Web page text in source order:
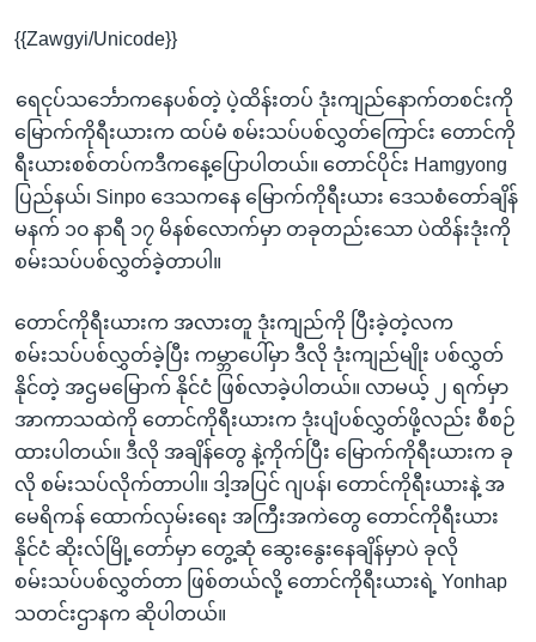
ရန်
သို့
ကျော်
ရန်
{{Zawgyi/Unicode}}
ရေငုပ်သင်္ဘောကနေပစ်တဲ့ ပဲ့ထိန်းတပ် ဒုံးကျည်နောက်တစင်းကို
မြောက်ကိုရီးယားက ထပ်မံ စမ်းသပ်ပစ်လွှတ်ကြောင်း တောင်ကို
ရီးယားစစ်တပ်ကဒီကနေ့ပြောပါတယ်။ တောင်ပိုင်း Hamgyong
ပြည်နယ်၊ Sinpo ဒေသကနေ မြောက်ကိုရီးယား ဒေသစံတော်ချိန်
မနက် ၁၀ နာရီ ၁၇ မိနစ်လောက်မှာ တခုတည်းသော ပဲထိန်းဒုံးကို
စမ်းသပ်ပစ်လွှတ်ခဲ့တာပါ။
တောင်ကိုရီးယားက အလားတူ ဒုံးကျည်ကို ပြီးခဲ့တဲ့လက
စမ်းသပ်ပစ်လွှတ်ခဲ့ပြီး ကမ္ဘာပေါ်မှာ ဒီလို ဒုံးကျည်မျိုး ပစ်လွှတ်
နိုင်တဲ့ အဌမမြောက် နိုင်ငံ ဖြစ်လာခဲ့ပါတယ်။ လာမယ့် ၂ ရက်မှာ
အာကာသထဲကို တောင်ကိုရီးယားက ဒုံးပျံပစ်လွှတ်ဖို့လည်း စီစဉ်
ထားပါတယ်။ ဒီလို အချိန်တွေ နဲ့ကိုက်ပြီး မြောက်ကိုရီးယားက ခု
လို စမ်းသပ်လိုက်တာပါ။ ဒါ့အပြင် ဂျပန်၊ တောင်ကိုရီးယားနဲ့ အ
မေရိကန် ထောက်လှမ်းရေး အကြီးအကဲတွေ တောင်ကိုရီးယား
နိုင်ငံ ဆိုးလ်မြို့တော်မှာ တွေ့ဆုံ ဆွေးနွေးနေချိန်မှာပဲ ခုလို
စမ်းသပ်ပစ်လွှတ်တာ ဖြစ်တယ်လို့ တောင်ကိုရီးယားရဲ့ Yonhap
သတင်းဌာနက ဆိုပါတယ်။